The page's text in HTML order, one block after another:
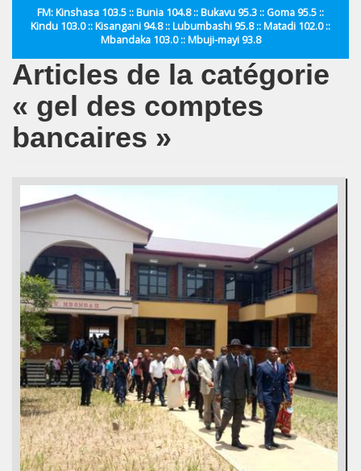
FM: Kinshasa 103.5 :: Bunia 104.8 :: Bukavu 95.3 :: Goma 95.5 ::
Kindu 103.0 :: Kisangani 94.8 :: Lubumbashi 95.8 :: Matadi 102.0 ::
Mbandaka 103.0 :: Mbuji-mayi 93.8
Articles de la catégorie
« gel des comptes
bancaires »